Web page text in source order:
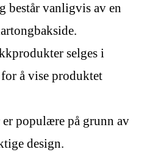
består vanligvis av en
selges i
å vise produktet
populære på grunn av
design.